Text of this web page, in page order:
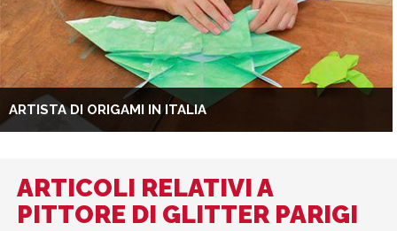
ARTISTA DI ORIGAMI IN ITALIA
ARTICOLI RELATIVI A
PITTORE DI GLITTER PARIGI